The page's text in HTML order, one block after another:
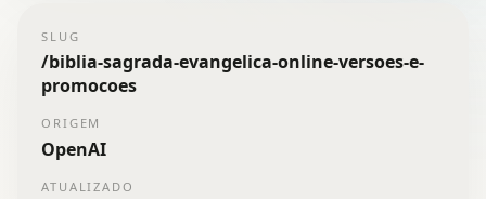
SLUG
/biblia-sagrada-evangelica-online-versoes-e-
promocoes
ORIGEM
OpenAI
ATUALIZADO